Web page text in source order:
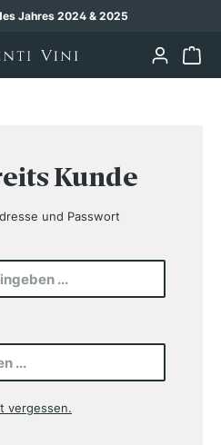
Jahres 2024 & 2025
Kunde
und Passwort
vergessen.